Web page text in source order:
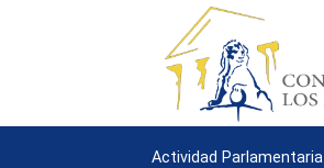
Actividad Parlamentaria